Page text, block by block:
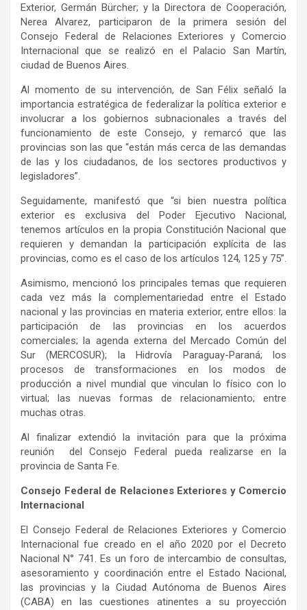
Exterior, Germán Bürcher; y la Directora de Cooperación,
Nerea Alvarez, participaron de la primera sesión del
Consejo Federal de Relaciones Exteriores y Comercio
Internacional que se realizó en el Palacio San Martín,
ciudad de Buenos Aires.
Al momento de su intervención, de San Félix señaló la
importancia estratégica de federalizar la política exterior e
involucrar a los gobiernos subnacionales a través del
funcionamiento de este Consejo, y remarcó que las
provincias son las que “están más cerca de las demandas
de las y los ciudadanos, de los sectores productivos y
legisladores”.
Seguidamente, manifestó que “si bien nuestra política
exterior es exclusiva del Poder Ejecutivo Nacional,
tenemos artículos en la propia Constitución Nacional que
requieren y demandan la participación explícita de las
provincias, como es el caso de los artículos 124, 125 y 75”.
Asimismo, mencionó los principales temas que requieren
cada vez más la complementariedad entre el Estado
nacional y las provincias en materia exterior, entre ellos: la
participación de las provincias en los acuerdos
comerciales; la agenda externa del Mercado Común del
Sur (MERCOSUR); la Hidrovía Paraguay-Paraná; los
procesos de transformaciones en los modos de
producción a nivel mundial que vinculan lo físico con lo
virtual; las nuevas formas de relacionamiento; entre
muchas otras.
Al finalizar extendió la invitación para que la próxima
reunión del Consejo Federal pueda realizarse en la
provincia de Santa Fe.
Consejo Federal de Relaciones Exteriores y Comercio
Internacional
El Consejo Federal de Relaciones Exteriores y Comercio
Internacional fue creado en el año 2020 por el Decreto
Nacional N° 741. Es un foro de intercambio de consultas,
asesoramiento y coordinación entre el Estado Nacional,
las provincias y la Ciudad Autónoma de Buenos Aires
(CABA) en las cuestiones atinentes a su proyección